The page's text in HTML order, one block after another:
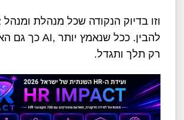
וזו בדיוק הנקודה שכל מנהלת ומנהל
להבין. ככל שנאמץ יותר AI, כך גם
רק תלך ותגדל.